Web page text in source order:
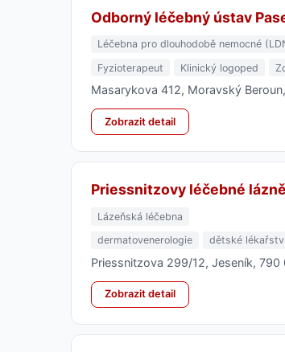
Odborný léčebný ústav
Léčebna pro dlouhodobě nemocné
Fyzioterapeut
Klinický logoped
Masarykova 412, Moravský
Zobrazit detail
Priessnitzovy léčebné
Lázeňská léčebna
dermatovenerologie
dětské
Priessnitzova 299/12, Jeseník, 790
Zobrazit detail